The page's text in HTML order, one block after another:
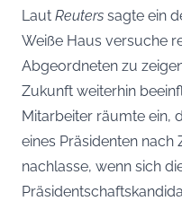
Laut Reuters sagte ein
Weiße Haus versuche
Abgeordneten zu
Zukunft weiterhin
Mitarbeiter räumte ein,
eines Präsidenten
nachlasse, wenn sich